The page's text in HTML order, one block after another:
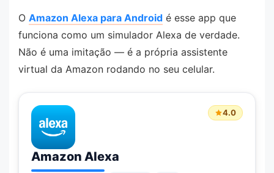
O Amazon Alexa para Android é esse app que
funciona como um simulador Alexa de verdade.
Não é uma imitação — é a própria assistente
virtual da Amazon rodando no seu celular.
4.0
Amazon Alexa